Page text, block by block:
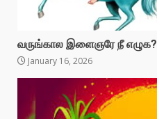
வருங்கால இளைஞரே நீ எழுக?
January 16, 2026